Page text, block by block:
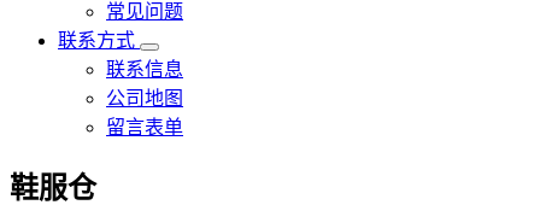
常见问题
联系方式
联系信息
公司地图
留言表单
鞋服仓